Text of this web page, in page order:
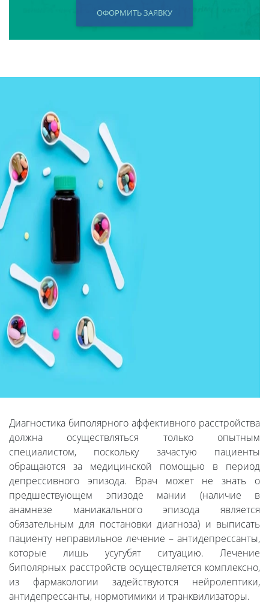
ОФОРМИТЬ ЗАЯВКУ
Диагностика биполярного аффективного расстройства
должна осуществляться только опытным
специалистом, поскольку зачастую пациенты
обращаются за медицинской помощью в период
депрессивного эпизода. Врач может не знать о
предшествующем эпизоде мании (наличие в
анамнезе маниакального эпизода является
обязательным для постановки диагноза) и выписать
пациенту неправильное лечение – антидепрессанты,
которые лишь усугубят ситуацию. Лечение
биполярных расстройств осуществляется комплексно,
из фармакологии задействуются нейролептики,
антидепрессанты, нормотимики и транквилизаторы.